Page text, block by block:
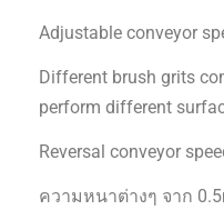
Adjustable conveyor
Different brush grits
perform different
Reversal conveyor
ความหนาต่างๆ จาก